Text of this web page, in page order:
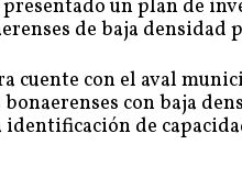
un plan de
de baja densidad
cuente con el aval
con baja
de